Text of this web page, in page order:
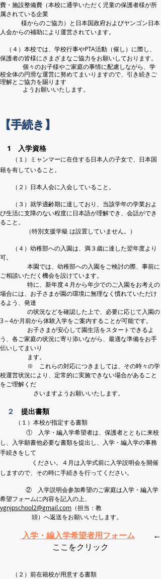
費・施設整備費（本校に通学いただく児童の保護者様が所
属されている企業
様からのご協力）と日本国政府およびヤンゴン日本
人会からの補助により運営されています。
（４） 本校では、学校行事やPTA活動（催し）に際し、
保護者の皆様にさまざまなご協力をお願いしております。
個々のお子様やご家庭の事情に配慮しながら、学
校全体の円滑な運営に努めてまいりますので、引き続きご
理解とご協力を賜ります
ようお願いいたします。
【手続き】
1 入学資格
（１）ミャンマーに在住する日本人の子女で、日本国
籍を有していること。
（２） 日本人会に入会していること。
（３） 就学適齢期に達しており、当該学年の学業およ
び生活に支障のない程度に日本語が理解でき、会話ができ
ること。
（特別支援学級 は設置していません。）
（４） 幼稚部への入園は、満３歳に達した翌年度より
可。
本園では、幼稚部への入園をご検討の際、事前に
ご相談いただく機会を設けています。
特に、新年度４月から年少でのご入園をお考えの
場合には、お子さまが園の環境に無理なく慣れていただけ
るよう、 発達
の状況などを確認した上で、必要に応じて入園の
3～4か月前から体験入学をご案内することが可能です。
お子さまが安心して園生活をスタートできるよ
う、各ご家庭の状況に寄り添いながら、最適な準備をお手
伝いしてまいり
ます。
※ これらの対応につきましては、その時々の学
校運営状況により、 定常的に実施できない場合があること
をご理解くだ
さいますようお願いいたします。
２ 提出書類
（１）本校が指定する書類
① 入学・編入学希望者は、保護者とともに来校
し、入学願書他必要な書類を提出し、入学・編入学の事務
手続きをして
く ださい。４月は入学式前に入学説明会を開催
しますので、その時に手続きを行ってください。
② 入学説明会参加希望のご家庭は入学・編入学
希望フォームに内容を記入の上、
ygnjpschool2@gmail.com （担当：教
頭） へ返送をお願いいたします。
入学・編入学希望者用フォーム
←
ここをクリック
（２）前在籍校が用意する書類